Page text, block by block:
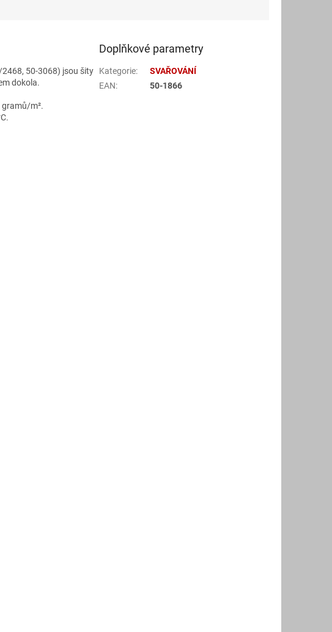
2468, 50-3068) jsou šity
dokola.
gramů/m².
Doplňkové parametry
Kategorie:
SVAŘOVÁNÍ
EAN: 50-1866